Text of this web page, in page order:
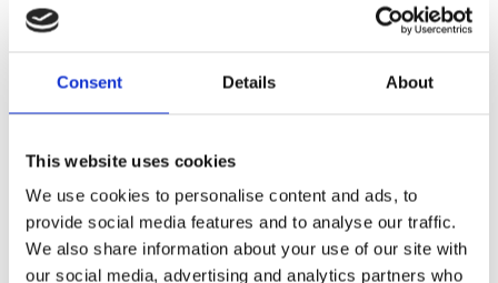
Consent Details About
This website uses cookies
We use cookies to personalise content and ads, to
provide social media features and to analyse our traffic.
We also share information about your use of our site with
our social media, advertising and analytics partners who
Visa alla produkter från Piuadrenalina
Betala med swish, bank- eller kreditkort
Företag och föreningar - betala mot faktura